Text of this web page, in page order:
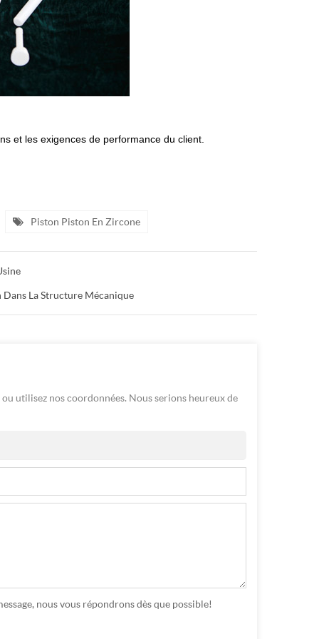
et les exigences de performance du client.
Piston Piston En Zircone
La Structure Mécanique
utilisez nos coordonnées. Nous serions heureux de
nous vous répondrons dès que possible!